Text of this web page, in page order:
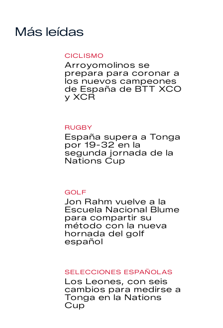
Más leídas
CICLISMO
Arroyomolinos se
prepara para coronar a
los nuevos campeones
de España de BTT XCO
y XCR
RUGBY
España supera a Tonga
por 19-32 en la
segunda jornada de la
Nations Cup
GOLF
Jon Rahm vuelve a la
Escuela Nacional Blume
para compartir su
método con la nueva
hornada del golf
español
SELECCIONES ESPAÑOLAS
Los Leones, con seis
cambios para medirse a
Tonga en la Nations
Cup